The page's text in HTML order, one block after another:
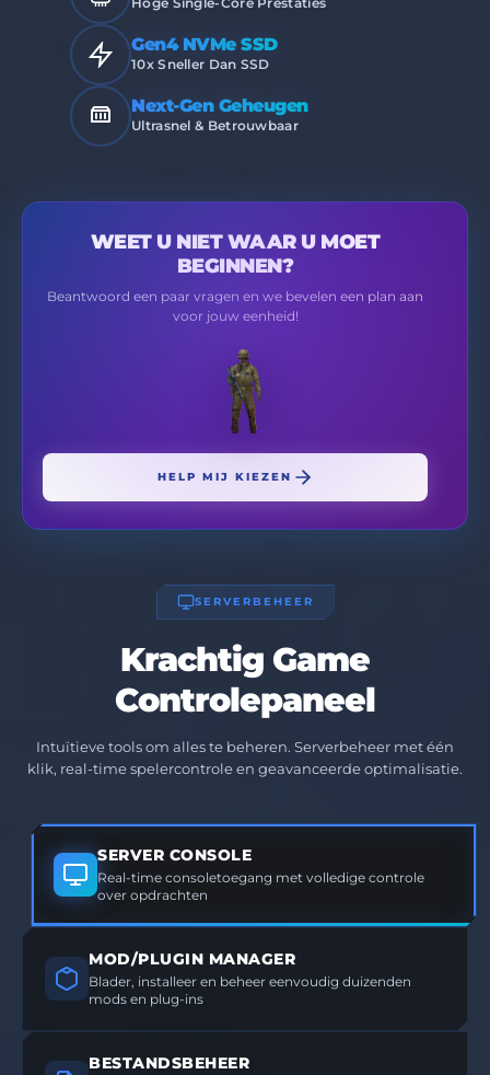
Gen4 NVMe SSD
10x Sneller Dan SSD
Next-Gen Geheugen
Ultrasnel & Betrouwbaar
WEET U NIET WAAR U MOET
BEGINNEN?
Beantwoord een paar vragen en we bevelen een plan aan
voor jouw eenheid!
HELP MIJ KIEZEN
SERVERBEHEER
Krachtig Game
Controlepaneel
Intuïtieve tools om alles te beheren. Serverbeheer met één
klik, real-time spelercontrole en geavanceerde optimalisatie.
SERVER CONSOLE
Real-time consoletoegang met volledige controle
over opdrachten
MOD/PLUGIN MANAGER
Blader, installeer en beheer eenvoudig duizenden
mods en plug-ins
BESTANDSBEHEER